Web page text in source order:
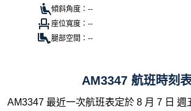
傾斜角度：--
座位寬度：--
腿部空間：--
AM3347 航班時刻
AM3347 最近一次航班表定於 8 月 7 日 週